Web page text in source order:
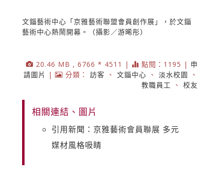
文錙藝術中心「京雅藝術聯盟會員創作展」，於文錙
藝術中心熱鬧開幕。（攝影／游晞彤）
20.46 MB , 6766 * 4511 | 點閱：1195 | 申
請圖片
| 分類： 訪客 、 文錙中心 、 淡水校園
、
教職員工
、 校友
相關連結、圖片
引用新聞：京雅藝術會員聯展 多元
媒材風格吸睛